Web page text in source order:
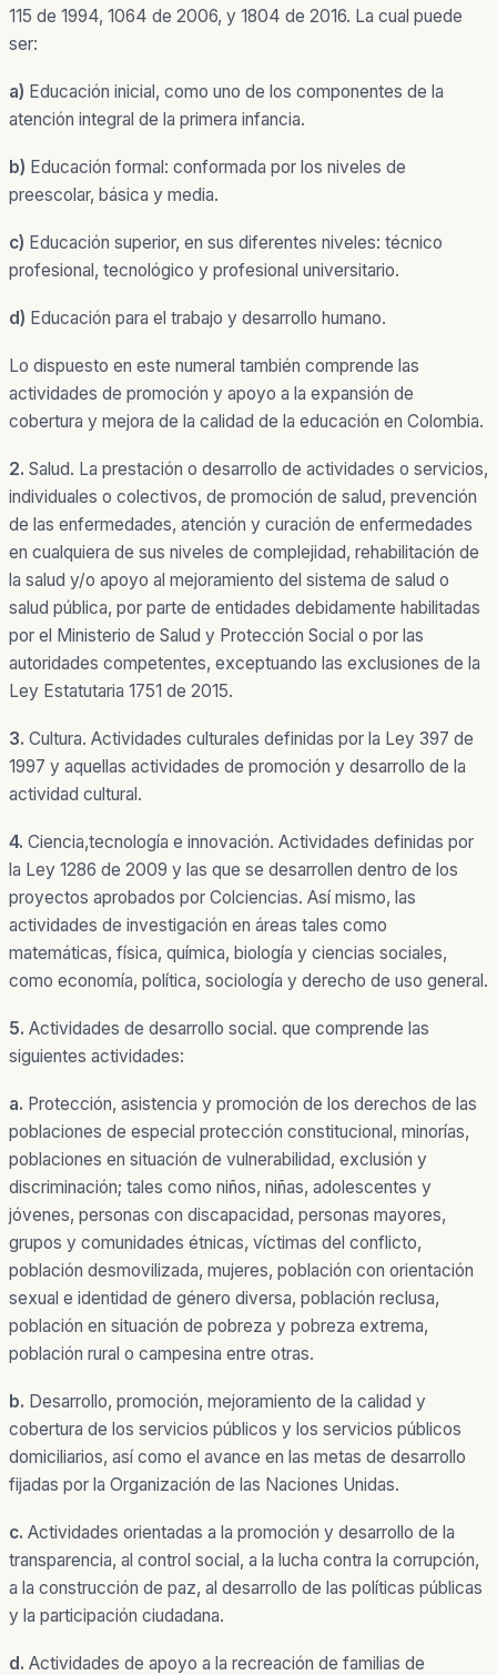
115 de 1994, 1064 de 2006, y 1804 de 2016. La cual puede
ser:
a) Educación inicial, como uno de los componentes de la
atención integral de la primera infancia.
b) Educación formal: conformada por los niveles de
preescolar, básica y media.
c) Educación superior, en sus diferentes niveles: técnico
profesional, tecnológico y profesional universitario.
d) Educación para el trabajo y desarrollo humano.
Lo dispuesto en este numeral también comprende las
actividades de promoción y apoyo a la expansión de
cobertura y mejora de la calidad de la educación en Colombia.
2. Salud. La prestación o desarrollo de actividades o servicios,
individuales o colectivos, de promoción de salud, prevención
de las enfermedades, atención y curación de enfermedades
en cualquiera de sus niveles de complejidad, rehabilitación de
la salud y/o apoyo al mejoramiento del sistema de salud o
salud pública, por parte de entidades debidamente habilitadas
por el Ministerio de Salud y Protección Social o por las
autoridades competentes, exceptuando las exclusiones de la
Ley Estatutaria 1751 de 2015.
3. Cultura. Actividades culturales definidas por la Ley 397 de
1997 y aquellas actividades de promoción y desarrollo de la
actividad cultural.
4. Ciencia,tecnología e innovación. Actividades definidas por
la Ley 1286 de 2009 y las que se desarrollen dentro de los
proyectos aprobados por Colciencias. Así mismo, las
actividades de investigación en áreas tales como
matemáticas, física, química, biología y ciencias sociales,
como economía, política, sociología y derecho de uso general.
5. Actividades de desarrollo social. que comprende las
siguientes actividades:
a. Protección, asistencia y promoción de los derechos de las
poblaciones de especial protección constitucional, minorías,
poblaciones en situación de vulnerabilidad, exclusión y
discriminación; tales como niños, niñas, adolescentes y
jóvenes, personas con discapacidad, personas mayores,
grupos y comunidades étnicas, víctimas del conflicto,
población desmovilizada, mujeres, población con orientación
sexual e identidad de género diversa, población reclusa,
población en situación de pobreza y pobreza extrema,
población rural o campesina entre otras.
b. Desarrollo, promoción, mejoramiento de la calidad y
cobertura de los servicios públicos y los servicios públicos
domiciliarios, así como el avance en las metas de desarrollo
fijadas por la Organización de las Naciones Unidas.
c. Actividades orientadas a la promoción y desarrollo de la
transparencia, al control social, a la lucha contra la corrupción,
a la construcción de paz, al desarrollo de las políticas públicas
y la participación ciudadana.
d. Actividades de apoyo a la recreación de familias de